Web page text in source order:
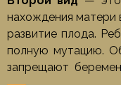
нахождения матери
развитие плода.
полную мутацию.
запрещают